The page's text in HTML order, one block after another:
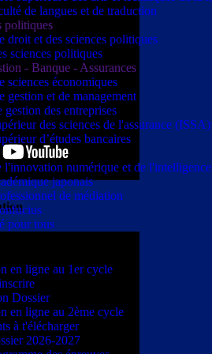
de langues et de traduction
politiques
droit et des sciences politiques
sciences politiques
- Banque - Assurances
sciences économiques
gestion et de management
gestion des entreprises
des sciences de l'assurance (ISSA)
d’études bancaires
l'innovation numérique et de
japonais
de médiation
pour tous
en ligne au 1er cycle
Dossier
en ligne au 2ème cycle
à t'élécharger
2026-2027